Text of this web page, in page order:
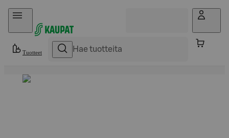
Hyppää sisältöön
Tuotteet